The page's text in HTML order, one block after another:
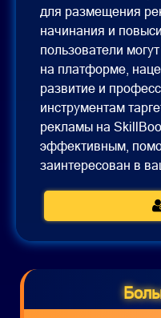
для размещения
начинания и
пользователи
на платформе,
развитие и
инструментам
рекламы на
эффективным,
заинтересован в